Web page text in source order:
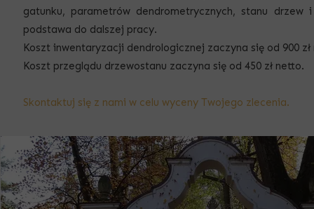
gatunku, parametrów dendrometrycznych, stanu
podstawa do dalszej pracy.
Koszt inwentaryzacji dendrologicznej zaczyna się od 900
Koszt przeglądu drzewostanu zaczyna się od 450 zł netto.
Skontaktuj się z nami w celu wyceny Twojego zlecenia.